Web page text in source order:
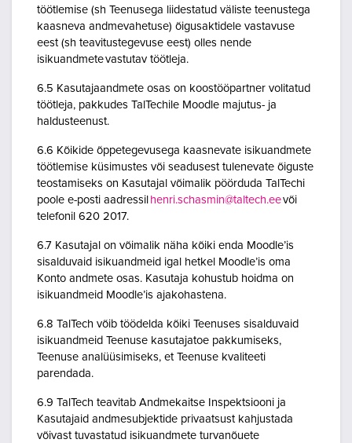
töötlemise (sh Teenusega liidestatud väliste teenustega
kaasneva andmevahetuse) õigusaktidele vastavuse
eest (sh teavitustegevuse eest) olles nende
isikuandmete vastutav töötleja.
6.5 Kasutajaandmete osas on koostööpartner volitatud
töötleja, pakkudes TalTechile Moodle majutus- ja
haldusteenust.
6.6 Kõikide õppetegevusega kaasnevate isikuandmete
töötlemise küsimustes või seadusest tulenevate õiguste
teostamiseks on Kasutajal võimalik pöörduda TalTechi
poole e-posti aadressil henri.schasmin@taltech.eevõi
telefonil 620 2017.
6.7 Kasutajal on võimalik näha kõiki enda Moodle’is
sisalduvaid isikuandmeid igal hetkel Moodle’is oma
Konto andmete osas. Kasutaja kohustub hoidma on
isikuandmeid Moodle’is ajakohastena.
6.8 TalTech võib töödelda kõiki Teenuses sisalduvaid
isikuandmeid Teenuse kasutajatoe pakkumiseks,
Teenuse analüüsimiseks, et Teenuse kvaliteeti
parendada.
6.9 TalTech teavitab Andmekaitse Inspektsiooni ja
Kasutajaid andmesubjektide privaatsust kahjustada
võivast tuvastatud isikuandmete turvanõuete